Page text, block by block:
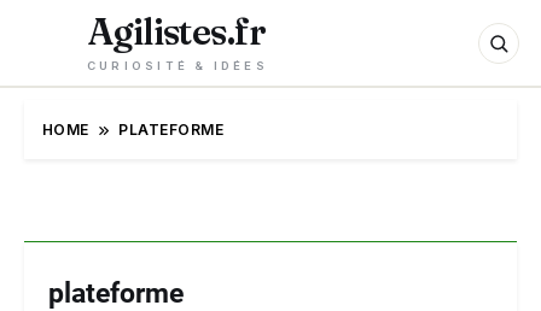
Agilistes.fr
CURIOSITÉ & IDÉES
HOME PLATEFORME
plateforme